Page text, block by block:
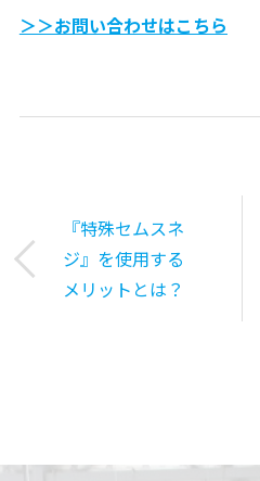
＞＞お問い合わせはこちら
『特殊セムスネ
ジ』を使用する
メリットとは？